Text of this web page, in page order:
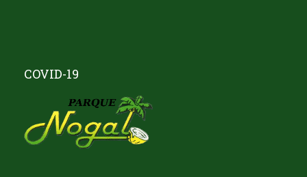
COVID-19